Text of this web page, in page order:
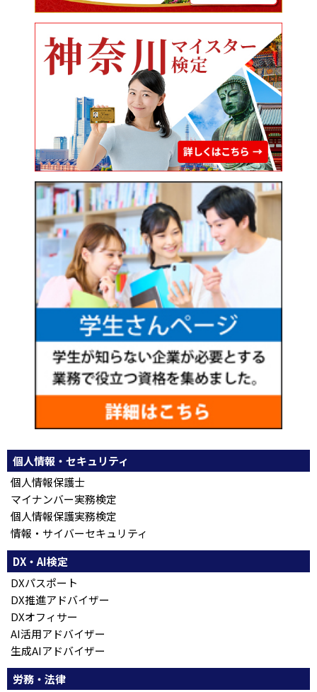
個人情報・セキュリティ
個人情報保護士
マイナンバー実務検定
個人情報保護実務検定
情報・サイバーセキュリティ
DX・AI検定
DXパスポート
DX推進アドバイザー
DXオフィサー
AI活用アドバイザー
生成AIアドバイザー
労務・法律